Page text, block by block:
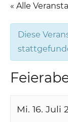
« Alle
Diese
Mi. 16. Juli